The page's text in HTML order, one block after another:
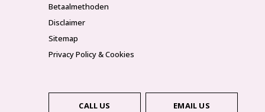
Betaalmethoden
Disclaimer
Sitemap
Privacy Policy & Cookies
CALL US EMAIL US